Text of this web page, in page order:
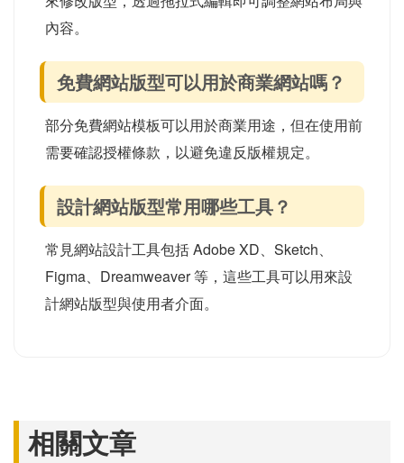
內容。
免費網站版型可以用於商業網站嗎？
部分免費網站模板可以用於商業用途，但在使用前
需要確認授權條款，以避免違反版權規定。
設計網站版型常用哪些工具？
常見網站設計工具包括 Adobe XD、Sketch、
Figma、Dreamweaver 等，這些工具可以用來設
計網站版型與使用者介面。
相關文章